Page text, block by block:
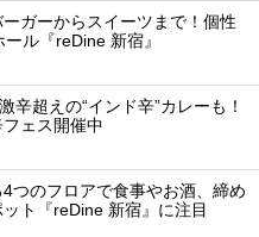
ガーからスイーツまで！個性
ル『reDine 新宿』
辛超えの“インド辛”カレーも！
フェス開催中
4つのフロアで食事やお酒、締め
ト『reDine 新宿』に注目